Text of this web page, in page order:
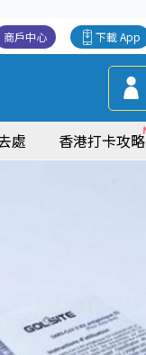
下載 App
商戶中心
處 香港打卡攻略